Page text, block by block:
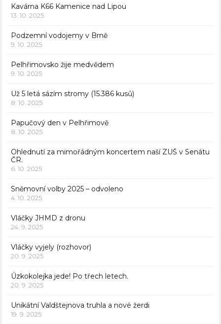
Kavárna K66 Kamenice nad Lipou
13. 10. 2025
Podzemní vodojemy v Brně
9. 10. 2025
Pelhřimovsko žije medvědem
9. 10. 2025
Už 5 letá sázím stromy (15.386 kusů)
8. 10. 2025
Papučový den v Pelhřimově
8. 10. 2025
Ohlednutí za mimořádným koncertem naší ZUŠ v Senátu
ČR.
6. 10. 2025
Sněmovní volby 2025 – odvoleno
4. 10. 2025
Vláčky JHMD z dronu
24. 9. 2025
Vláčky vyjely (rozhovor)
20. 9. 2025
Úzkokolejka jede! Po třech letech.
20. 9. 2025
Unikátní Valdštejnova truhla a nové žerdi
19. 9. 2025